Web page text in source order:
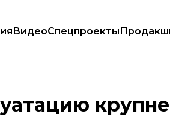
ВидеоСпецпроекты